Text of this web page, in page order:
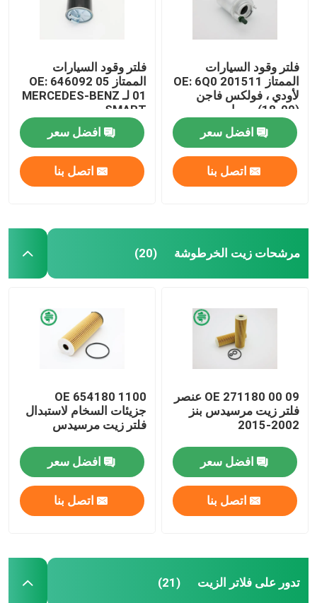
فلتر وقود السيارات
الممتاز OE: 6Q0 201511
لأودي ، فولكس فاجن
(00-18) ، سيات
افضل سعر
اتصل بنا
فلتر وقود السيارات
الممتاز OE: 646092 05
01 لـ MERCEDES-BENZ
، SMART
افضل سعر
اتصل بنا
مرشحات زيت الخرطوشة (20)
OE 271180 00 09 عنصر
فلتر زيت مرسيدس بنز
2002-2015
افضل سعر
اتصل بنا
OE 654180 1100
جزيئات السخام لاستبدال
فلتر زيت مرسيدس
افضل سعر
اتصل بنا
تدور على فلاتر الزيت (21)